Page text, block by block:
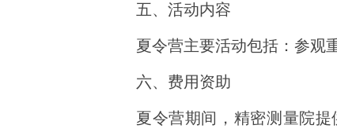
五、活动内容
夏令营主要活动包括：参观
六、费用资助
夏令营期间，精密测量院